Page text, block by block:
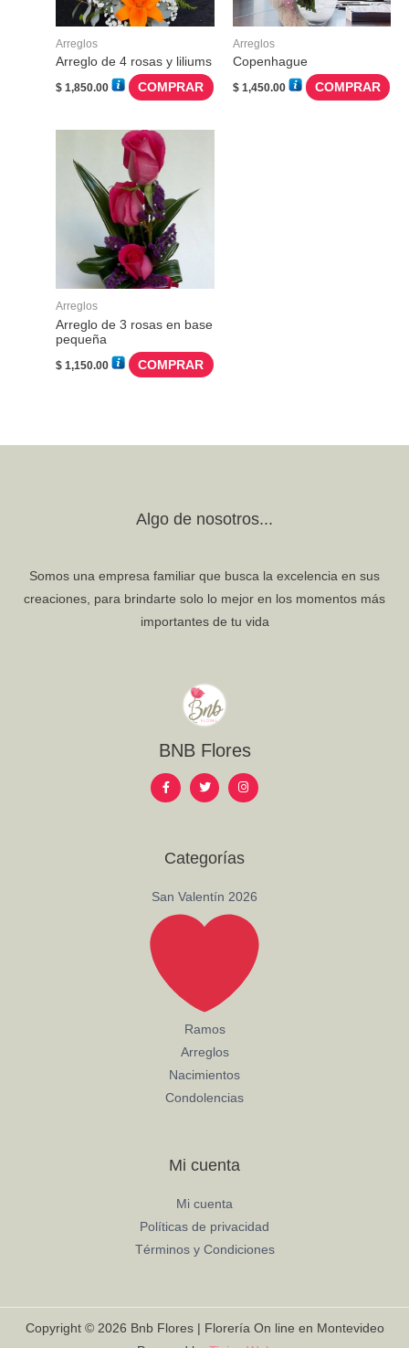
Arreglos
Arreglo de 4 rosas y liliums
$ 1,850.00 COMPRAR
Arreglos
Copenhague
$1,450.00 COMPRAR
Arreglos
Arreglo de 3 rosas en base
pequeña
$ 1,150.00 COMPRAR
Algo de nosotros...
Somos una empresa familiar que busca la excelencia en sus
creaciones, para brindarte solo lo mejor en los momentos más
importantes de tu vida
BNB Flores
F
a
c
k
T
w
i
I
n
s
a
Categorías
San Valentín 2026
Ramos
Arreglos
Nacimientos
Condolencias
Mi cuenta
Mi cuenta
Políticas de privacidad
Términos y Condiciones
Copyright © 2026 Bnb Flores | Florería On line en Montevideo